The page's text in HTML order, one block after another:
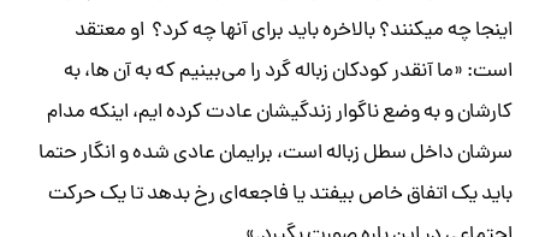
اینجا چه می‎کنند؟ بالاخره باید برای آنها چه کرد؟ او معتقد
است: «ما آنقدر کودکان زباله گرد را می‌بینیم که به آن ها، به
کارشان و به وضع ناگوار زندگیشان عادت کرده ایم، اینکه مدام
سرشان داخل سطل زباله است، برایمان عادی شده و انگار حتما
باید یک اتفاق خاص بیفتد یا فاجعه‌ای رخ بدهد تا یک حرکت